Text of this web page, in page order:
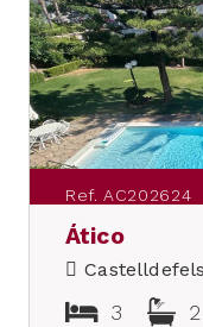
Ref. AC202624
Ático
Castelldefels
3 2